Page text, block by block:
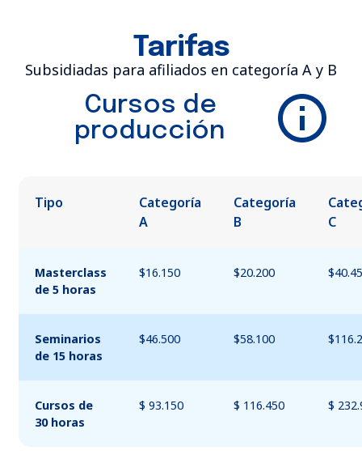
Tarifas
Subsidiadas para afiliados en categoría A y B
Cursos de
producción
Tipo
Categoría
A
Categoría
B
C
Masterclass
de 5 horas
$16.150 $20.200
Seminarios
de 15 horas
$46.500 $58.100
Cursos de
30 horas
$ 93.150 $ 116.450 $